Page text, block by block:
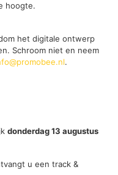
hoogte.
het digitale ontwerp
Schroom niet en neem
.
donderdag 13 augustus
u een track &